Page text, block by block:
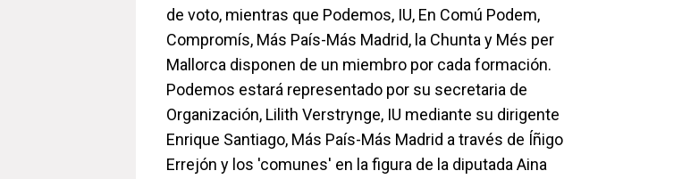
de voto, mientras que Podemos, IU, En Comú Podem,
Compromís, Más País-Más Madrid, la Chunta y Més per
Mallorca disponen de un miembro por cada formación.
Podemos estará representado por su secretaria de
Organización, Lilith Verstrynge, IU mediante su dirigente
Enrique Santiago, Más País-Más Madrid a través de Íñigo
Errejón y los 'comunes' en la figura de la diputada Aina